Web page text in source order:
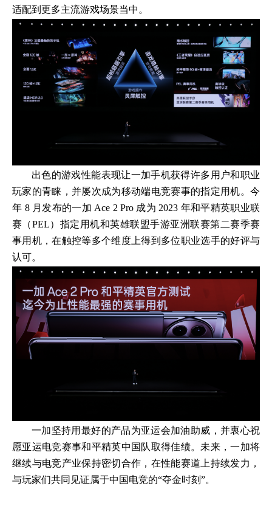
适配到更多主流游戏场景当中。
出色的游戏性能表现让一加手机获得许多用户和职业
玩家的青睐，并屡次成为移动端电竞赛事的指定用机。今
年 8 月发布的一加 Ace 2 Pro 成为 2023 年和平精英职业联
赛（PEL）指定用机和英雄联盟手游亚洲联赛第二赛季赛
事用机，在触控等多个维度上得到多位职业选手的好评与
认可。
一加坚持用最好的产品为亚运会加油助威，并衷心祝
愿亚运电竞赛事和平精英中国队取得佳绩。未来，一加将
继续与电竞产业保持密切合作，在性能赛道上持续发力，
与玩家们共同见证属于中国电竞的“夺金时刻”。